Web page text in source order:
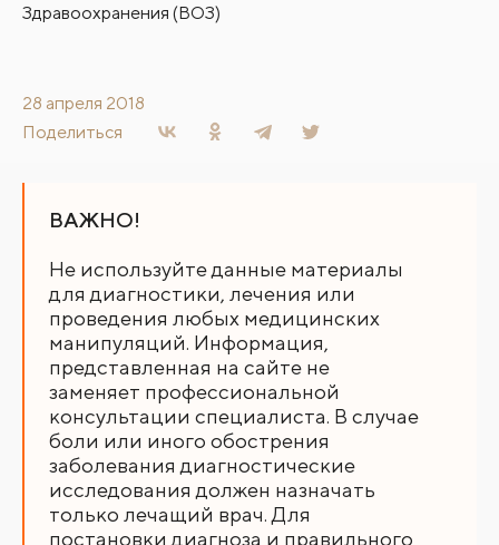
Здравоохранения (ВОЗ)
28 апреля 2018
Поделиться
ВАЖНО!
Не используйте данные материалы
для диагностики, лечения или
проведения любых медицинских
манипуляций. Информация,
представленная на сайте не
заменяет профессиональной
консультации специалиста. В случае
боли или иного обострения
заболевания диагностические
исследования должен назначать
только лечащий врач. Для
постановки диагноза и правильного